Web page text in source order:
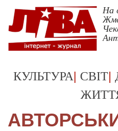
На
КУЛЬТУРА| СВІТ|